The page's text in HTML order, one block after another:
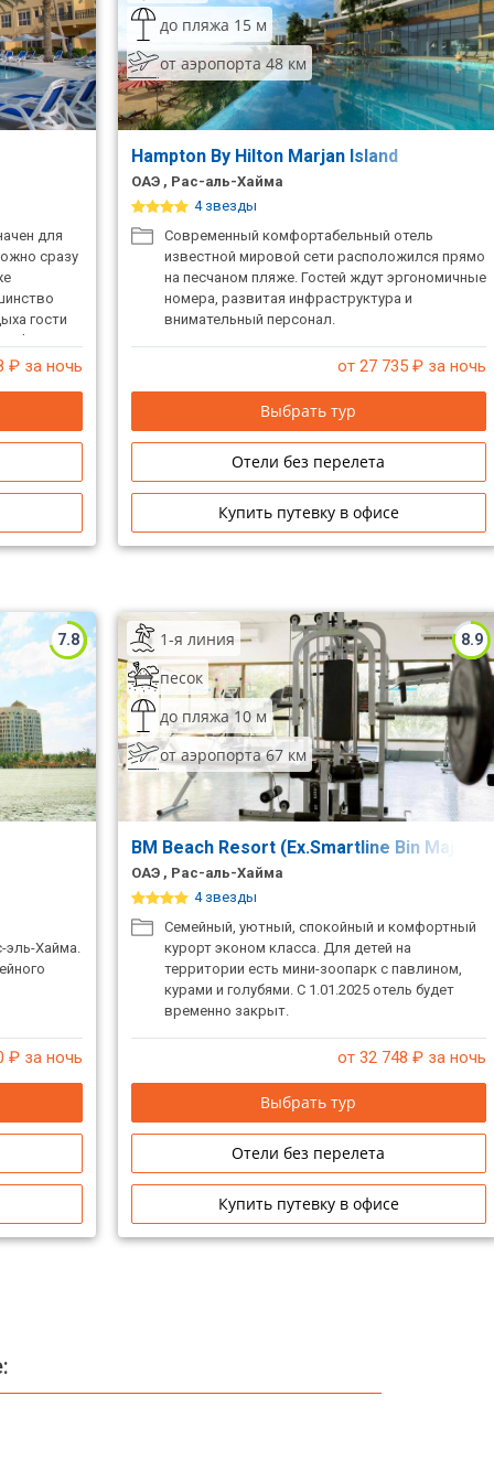
для
сразу
гости
Al Hamra
в 5
₽ за ночь
до пляжа 15 м
от аэропорта 48 км
Hampton By Hilton Marjan Island
ОАЭ , Рас-аль-Хайма
4 звезды
Современный комфортабельный отель
известной мировой сети расположился прямо
на песчаном пляже. Гостей ждут эргономичные
номера, развитая инфраструктура и
внимательный персонал.
от 27 735₽ за ночь
Выбрать тур
Отели без перелета
Купить путевку в офисе
7.8
эль-Хайма.
₽ за ночь
8.9
1-я линия
песок
до пляжа 10 м
от аэропорта 67 км
BM Beach Resort (Ex.Smartline Bin Majid
ОАЭ , Рас-аль-Хайма
4 звезды
Cемейный, уютный, спокойный и комфортный
курорт эконом класса. Для детей на
территории есть мини-зоопарк с павлином,
курами и голубями. С 1.01.2025 отель будет
временно закрыт.
от 32 748 ₽ за ночь
Выбрать тур
Отели без перелета
Купить путевку в офисе